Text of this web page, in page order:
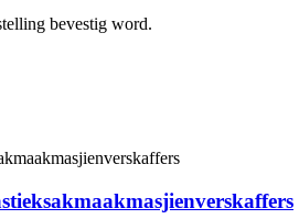
bevestig word.